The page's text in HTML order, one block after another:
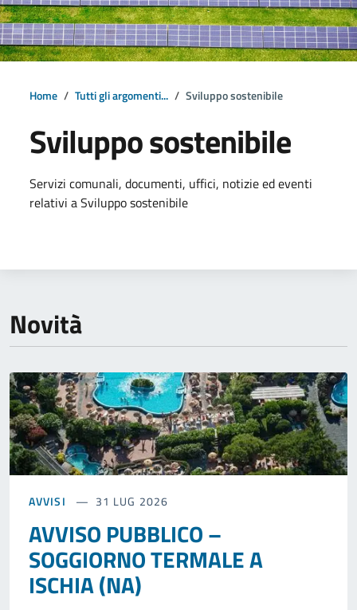
Home Tutti gli argomenti... Sviluppo sostenibile
Sviluppo sostenibile
Dettagli della notizia
Servizi comunali, documenti, uffici, notizie ed eventi
relativi a Sviluppo sostenibile
Novità
AVVISI 31 LUG 2026
AVVISO PUBBLICO –
SOGGIORNO TERMALE A
ISCHIA (NA)